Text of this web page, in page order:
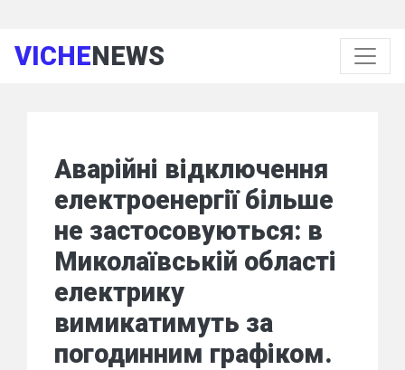
VICHENEWS
Аварійні відключення
електроенергії більше
не застосовуються: в
Миколаївській області
електрику
вимикатимуть за
погодинним графіком.